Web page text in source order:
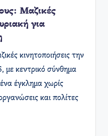
Μαζικές
για
κινητοποιήσεις την
με κεντρικό σύνθημα
έγκλημα χωρίς
και πολίτες